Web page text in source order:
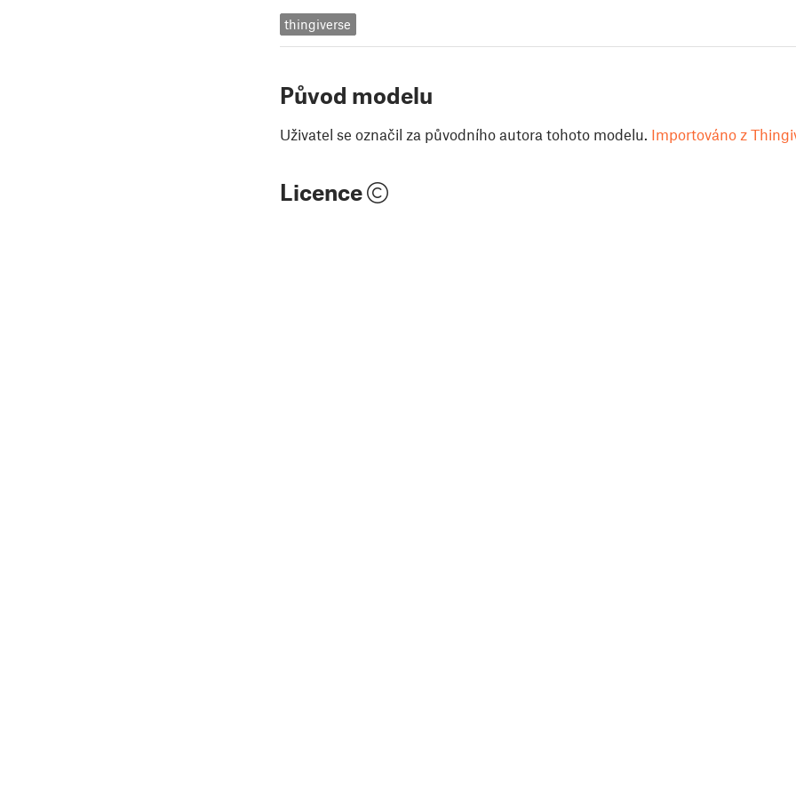
thingiverse
Původ modelu
Uživatel se označil za původního autora tohoto modelu. Importováno z
Licence